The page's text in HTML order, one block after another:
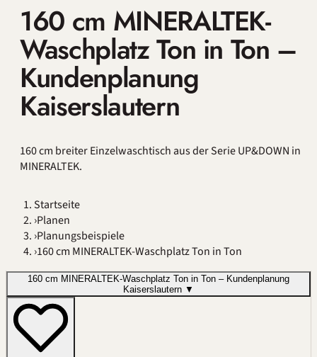
160 cm MINERALTEK-
Waschplatz Ton in Ton –
Kundenplanung
Kaiserslautern
160 cm breiter Einzelwaschtisch aus der Serie UP&DOWN in
MINERALTEK.
Startseite
›Planen
›Planungsbeispiele
›160 cm MINERALTEK-Waschplatz Ton in Ton
160 cm MINERALTEK-Waschplatz Ton in Ton – Kundenplanung
Kaiserslautern ▼